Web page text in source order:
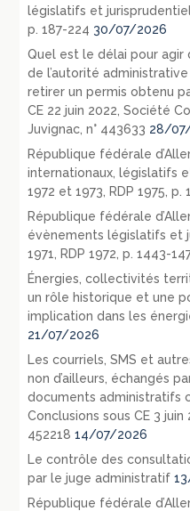
législatifs et
p. 187-224 30/07/2026
Quel est le délai pour agir
de l’autorité
retirer un permis obtenu
CE 22 juin 2022, Société
Juvignac, n° 443633 28/
République fédérale
internationaux, législatifs
1972 et 1973, RDP 1975, p.
République fédérale
évènements législatifs et
1971, RDP 1972, p. 1443-
Énergies, collectivités
un rôle historique et une
implication dans les
21/07/2026
Les courriels, SMS et
non d’ailleurs, échangés
documents administratifs
Conclusions sous CE 3 juin
452218 14/07/2026
Le contrôle des
par le juge administratif
République fédérale